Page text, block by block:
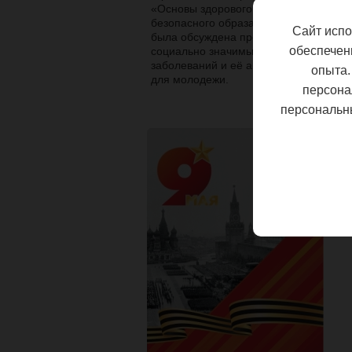
«Основы здорового и
безопасного образа жизни»
была обсуждена проблема
социально значимых
заболеваний и её актуальность
для молодежи.
Все новости
Сайт
опыта.